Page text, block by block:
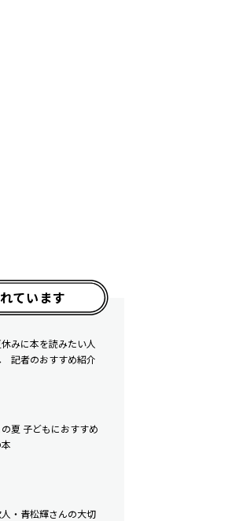
ています
みに本を読みたい人
記者のおすすめ紹介
の夏 子どもにおすすめ
・青松輝さんの大切